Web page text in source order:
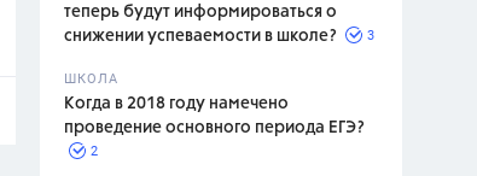
теперь будут информироваться о
снижении успеваемости в школе?
3
ШКОЛА
Когда в 2018 году намечено
проведение основного периода ЕГЭ?
2